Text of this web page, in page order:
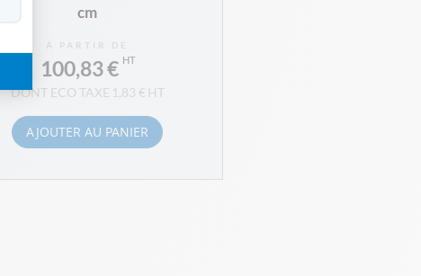
cm
À PARTIR DE
100,83 €
1,83 €
AJOUTER AU PANIER